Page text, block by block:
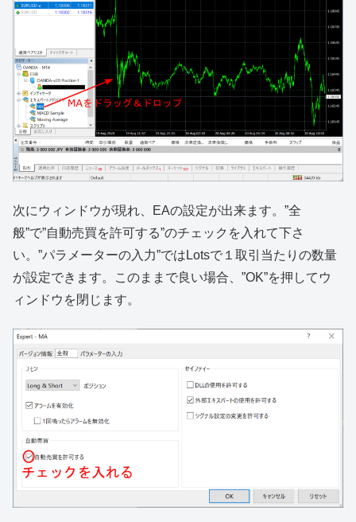
次にウィンドウが現れ、EAの設定が出来ます。”全
般”で”自動売買を許可する”のチェックを入れて下さ
い。”パラメーターの入力”ではLotsで１取引当たりの数量
が設定できます。このままで良い場合、”OK”を押してウ
ィンドウを閉じます。